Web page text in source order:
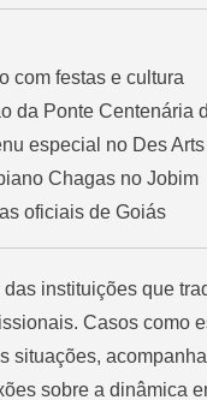
com festas e cultura
da Ponte Centenária
especial no Des Arts
Chagas no Jobim
oficiais de Goiás
instituições que
Casos como
situações,
sobre a dinâmica